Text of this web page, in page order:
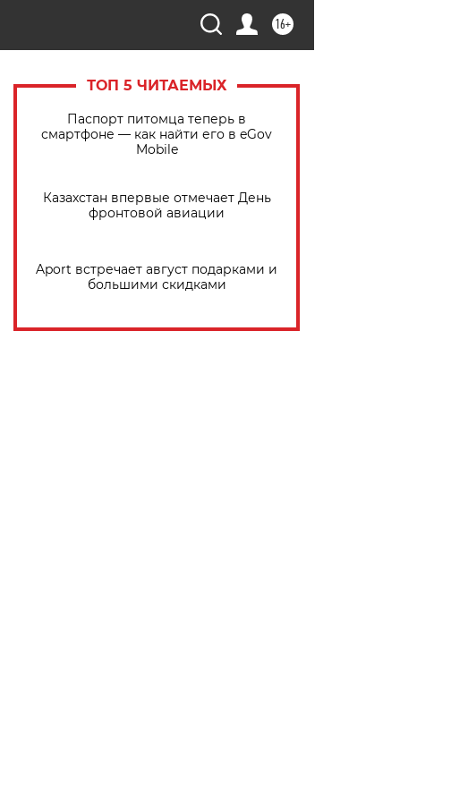
16+
ТОП 5 ЧИТАЕМЫХ
Паспорт питомца теперь в
смартфоне — как найти его в eGov
Mobile
Казахстан впервые отмечает День
фронтовой авиации
Aport встречает август подарками и
большими скидками